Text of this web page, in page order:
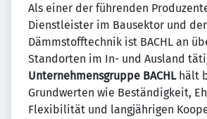
Als einer der führenden
Dienstleister im Bausektor und der
Dämmstofftechnik ist BACHL an
Standorten im In- und Ausland
Unternehmensgruppe BACHLhält
Grundwerten wie Beständigkeit,
Flexibilität und langjährigen